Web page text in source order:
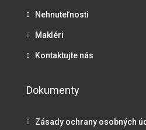
Nehnuteľnosti
Makléri
Kontaktujte nás
Dokumenty
Zásady ochrany osobných